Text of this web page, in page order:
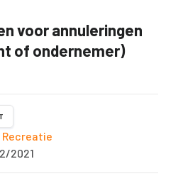
voor annuleringen
of ondernemer)
Recreatie
2021